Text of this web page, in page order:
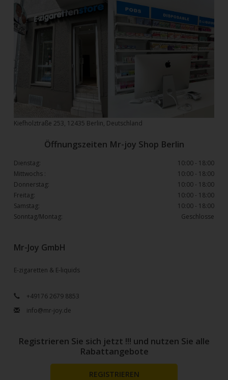
Mr-Joy GmbH
E-zigaretten & E-liquids
+49176 2679 8853
info@mr-joy.de
Kiefholztraße 253, 12435 Berlin, Deutschland
Öffnungszeiten Mr-joy Shop Berlin
Dienstag:
10:00 - 18:00
Mittwochs :
10:00 - 18:00
Donnerstag:
10:00 - 18:00
Freitag:
10:00 - 18:00
Samstag:
10:00 - 18:00
Sonntag/Montag:
Geschlosse
Registrieren Sie sich jetzt !!! und nutzen Sie alle
Rabattangebote
REGISTRIEREN